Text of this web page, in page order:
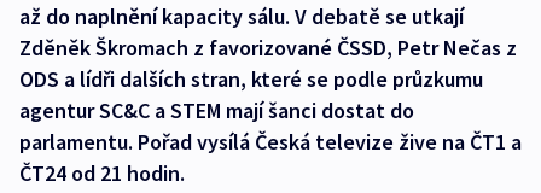
až do naplnění kapacity sálu. V debatě se utkají
Zděněk Škromach z favorizované ČSSD, Petr Nečas z
ODS a lídři dalších stran, které se podle průzkumu
agentur SC&C a STEM mají šanci dostat do
parlamentu. Pořad vysílá Česká televize žive na ČT1 a
ČT24 od 21 hodin.